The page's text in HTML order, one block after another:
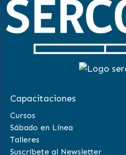
Capacitaciones
Cursos
Sábado en Línea
Talleres
Suscríbete al Newsletter